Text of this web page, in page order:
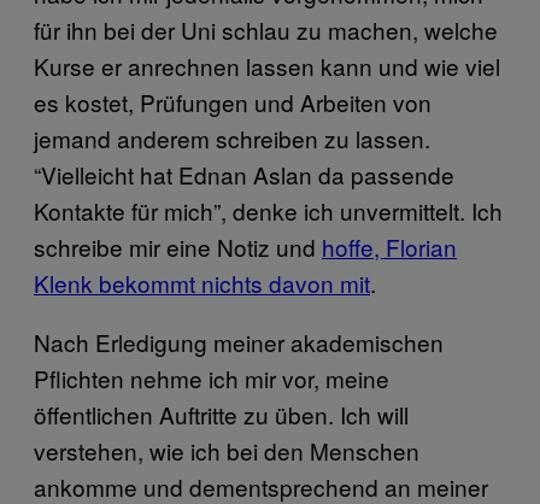
für ihn bei der Uni schlau zu machen, welche
Kurse er anrechnen lassen kann und wie viel
es kostet, Prüfungen und Arbeiten von
jemand anderem schreiben zu lassen.
“Vielleicht hat Ednan Aslan da passende
Kontakte für mich”, denke ich unvermittelt. Ich
schreibe mir eine Notiz und hoffe, Florian
Klenk bekommt nichts davon mit.
Nach Erledigung meiner akademischen
Pflichten nehme ich mir vor, meine
öffentlichen Auftritte zu üben. Ich will
verstehen, wie ich bei den Menschen
ankomme und dementsprechend an meiner